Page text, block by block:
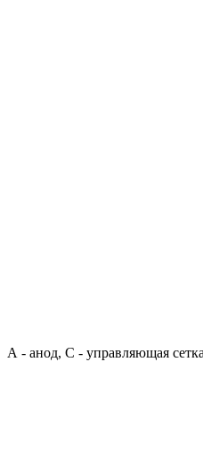
А - анод, С - управляющая